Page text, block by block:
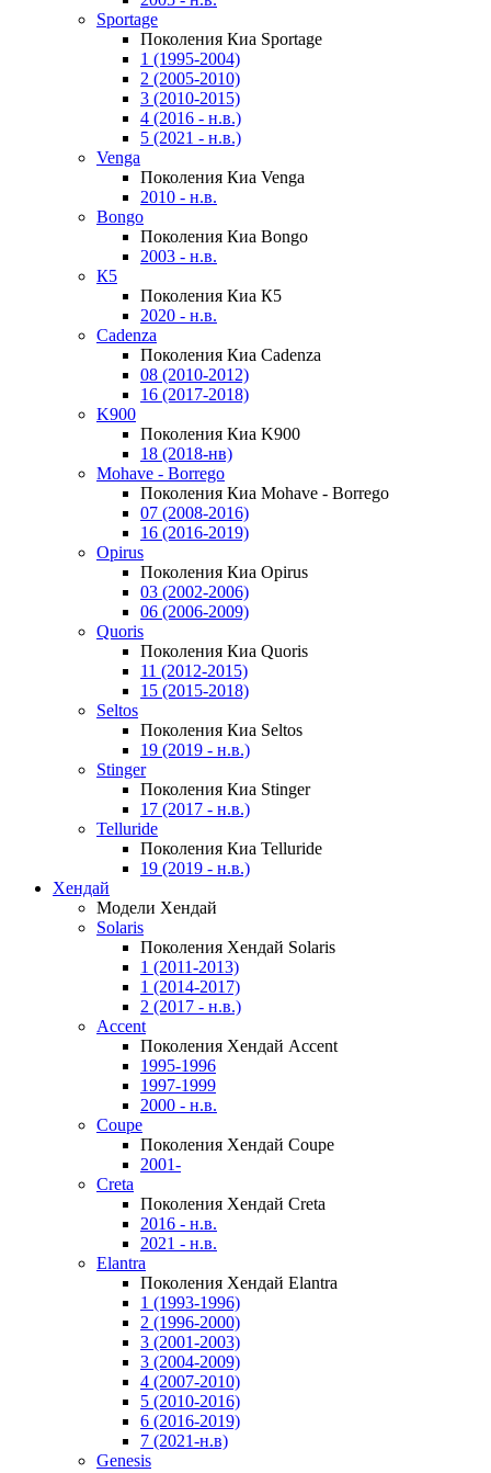
Sportage
Поколения Киа Sportage
1 (1995-2004)
2 (2005-2010)
3 (2010-2015)
4 (2016 - н.в.)
5 (2021 - н.в.)
Venga
Поколения Киа Venga
2010 - н.в.
Bongo
Поколения Киа Bongo
2003 - н.в.
К5
Поколения Киа К5
2020 - н.в.
Cadenza
Поколения Киа Cadenza
08 (2010-2012)
16 (2017-2018)
K900
Поколения Киа K900
18 (2018-нв)
Mohave - Borrego
Поколения Киа Mohave - Borrego
07 (2008-2016)
16 (2016-2019)
Opirus
Поколения Киа Opirus
03 (2002-2006)
06 (2006-2009)
Quoris
Поколения Киа Quoris
11 (2012-2015)
15 (2015-2018)
Seltos
Поколения Киа Seltos
19 (2019 - н.в.)
Stinger
Поколения Киа Stinger
17 (2017 - н.в.)
Telluride
Поколения Киа Telluride
19 (2019 - н.в.)
Хендай
Модели Хендай
Solaris
Поколения Хендай Solaris
1 (2011-2013)
1 (2014-2017)
2 (2017 - н.в.)
Accent
Поколения Хендай Accent
1995-1996
1997-1999
2000 - н.в.
Coupe
Поколения Хендай Coupe
2001-
Creta
Поколения Хендай Creta
2016 - н.в.
2021 - н.в.
Elantra
Поколения Хендай Elantra
1 (1993-1996)
2 (1996-2000)
3 (2001-2003)
3 (2004-2009)
4 (2007-2010)
5 (2010-2016)
6 (2016-2019)
7 (2021-н.в)
Genesis